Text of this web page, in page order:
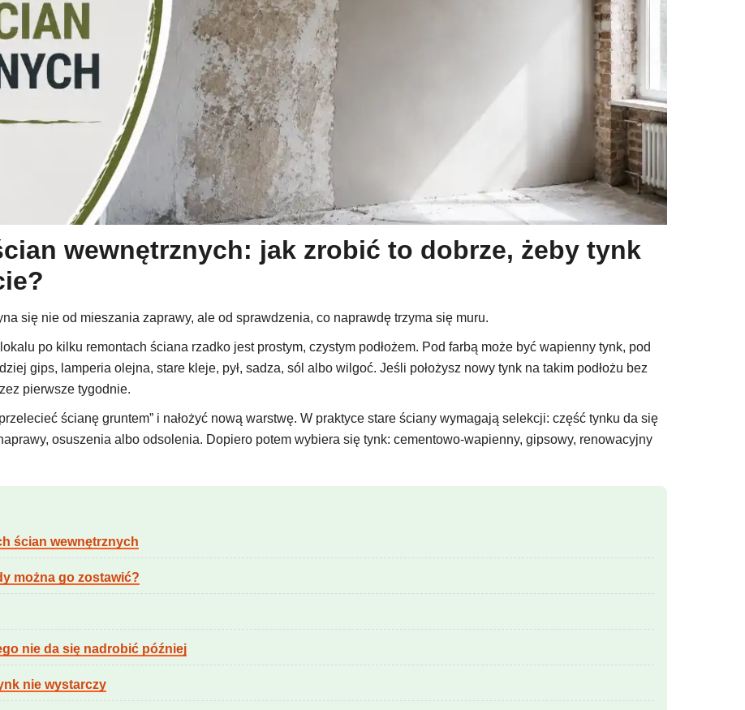
wewnętrznych: jak zrobić to dobrze, żeby tynk
się nie od mieszania zaprawy, ale od sprawdzenia, co naprawdę trzyma się muru.
po kilku remontach ściana rzadko jest prostym, czystym podłożem. Pod farbą może być wapienny tynk, pod
gips, lamperia olejna, stare kleje, pył, sadza, sól albo wilgoć. Jeśli położysz nowy tynk na takim podłożu bez
pierwsze tygodnie.
ścianę gruntem” i nałożyć nową warstwę. W praktyce stare ściany wymagają selekcji: część tynku da się
osuszenia albo odsolenia. Dopiero potem wybiera się tynk: cementowo-wapienny, gipsowy, renowacyjny
ścian wewnętrznych
można go zostawić?
nie da się nadrobić później
nie wystarczy